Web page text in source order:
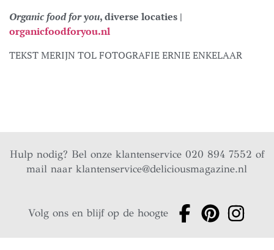
Organic food for you, diverse locaties |
organicfoodforyou.nl
TEKST MERIJN TOL FOTOGRAFIE ERNIE ENKELAAR
Hulp nodig? Bel onze klantenservice 020 894 7552 of
mail naarklantenservice@deliciousmagazine.nl
Volg ons en blijf op de hoogte